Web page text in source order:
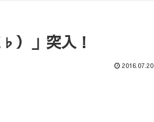
）」突入！
2016.07.20